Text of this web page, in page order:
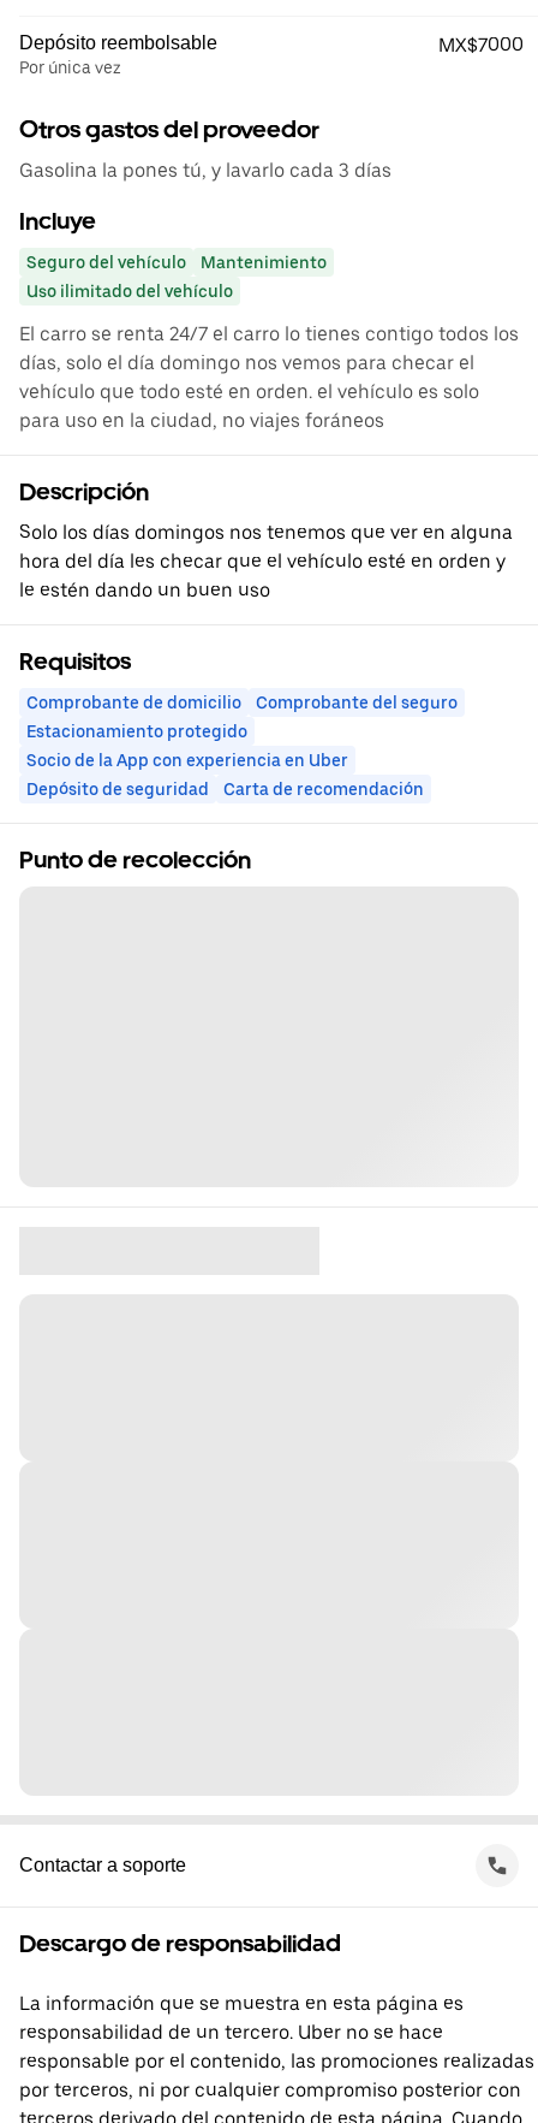
Depósito reembolsable
Por única vez
MX$7000
Otros gastos del proveedor
Gasolina la pones tú, y lavarlo cada 3 días
Incluye
Seguro del vehículo
Mantenimiento
Uso ilimitado del vehículo
El carro se renta 24/7 el carro lo tienes contigo todos los
días, solo el día domingo nos vemos para checar el
vehículo que todo esté en orden. el vehículo es solo
para uso en la ciudad, no viajes foráneos
Descripción
Solo los días domingos nos tenemos que ver en alguna
hora del día les checar que el vehículo esté en orden y
le estén dando un buen uso
Requisitos
Comprobante de domicilio
Comprobante del seguro
Estacionamiento protegido
Socio de la App con experiencia en Uber
Depósito de seguridad
Carta de recomendación
Punto de recolección
Contactar a soporte
Descargo de responsabilidad
La información que se muestra en esta página es
responsabilidad de un tercero. Uber no se hace
responsable por el contenido, las promociones realizadas
por terceros, ni por cualquier compromiso posterior con